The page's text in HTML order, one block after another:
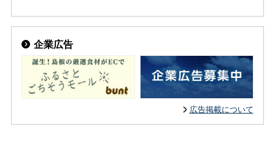
企業広告
広告掲載について